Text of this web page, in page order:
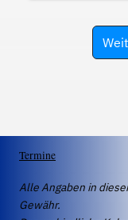
Termine
Alle Angaben in
Gewähr.